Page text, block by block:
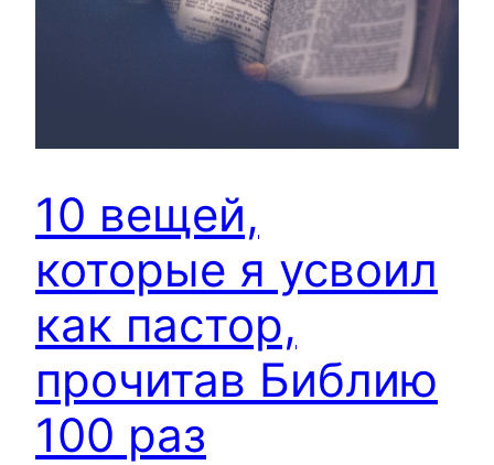
10 вещей,
которые я усвоил
как пастор,
прочитав Библию
100 раз